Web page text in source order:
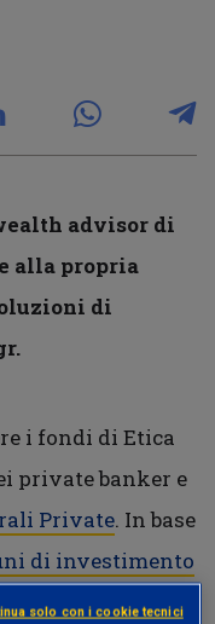
advisor di
alla propria
di
i fondi di Etica
private banker e
Private. In base
di investimento
a
solo con i cookie tecnici